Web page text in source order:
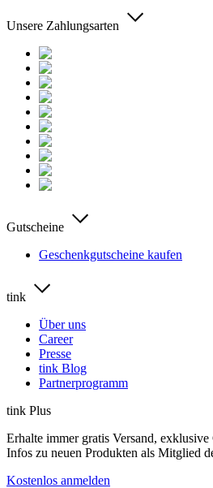
Unsere Zahlungsarten
Gutscheine
Geschenkgutscheine kaufen
tink
Über uns
Career
Presse
tink Blog
Partnerprogramm
tink Plus
Erhalte immer gratis Versand,
Infos zu neuen Produkten als Mitglied
Kostenlos anmelden